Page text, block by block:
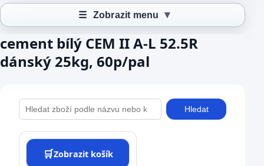
☰ Zobrazit menu ▾
cement bílý CEM II A-L 52.5R
dánský 25kg, 60p/pal
Hledat
🛒Zobrazit košík